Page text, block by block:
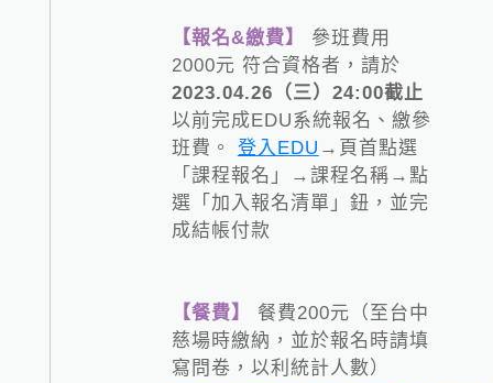
【報名&繳費】
參班費用
2000元 符合資格者，請於
2023.04.26（三）24:00截止
以前完成EDU系統報名、繳參
班費。 登入EDU →頁首點選
「課程報名」→課程名稱→點
選「加入報名清單」鈕，並完
成結帳付款
【餐費】
餐費200元（至台中
慈場時繳納，並於報名時請填
寫問卷，以利統計人數）